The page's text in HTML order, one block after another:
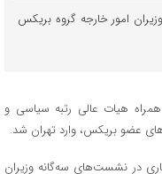
امور خارجه گروه بریکس
هیات عالی رتبه سیاسی و
عضو بریکس، وارد تهران شد.
در نشست‌های سه‌گانه وزیران